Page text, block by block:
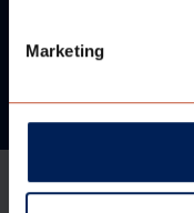
Marketing